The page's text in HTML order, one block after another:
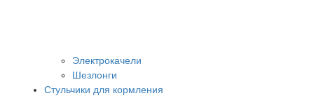
Электрокачели
Шезлонги
Стульчики для кормления